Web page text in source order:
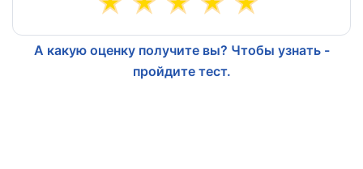
А какую оценку получите вы? Чтобы узнать -
пройдите тест.